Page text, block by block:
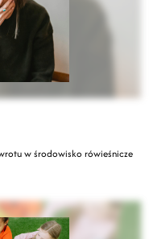
w środowisko rówieśnicze